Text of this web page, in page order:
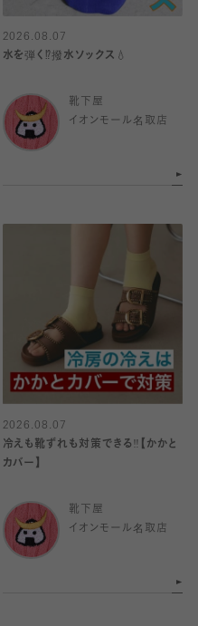
2026.08.07
水を弾く⁉️撥水ソックス💧
靴下屋
イオンモール名取店
2026.08.07
冷えも靴ずれも対策できる‼️【かかと
カバー】
靴下屋
イオンモール名取店